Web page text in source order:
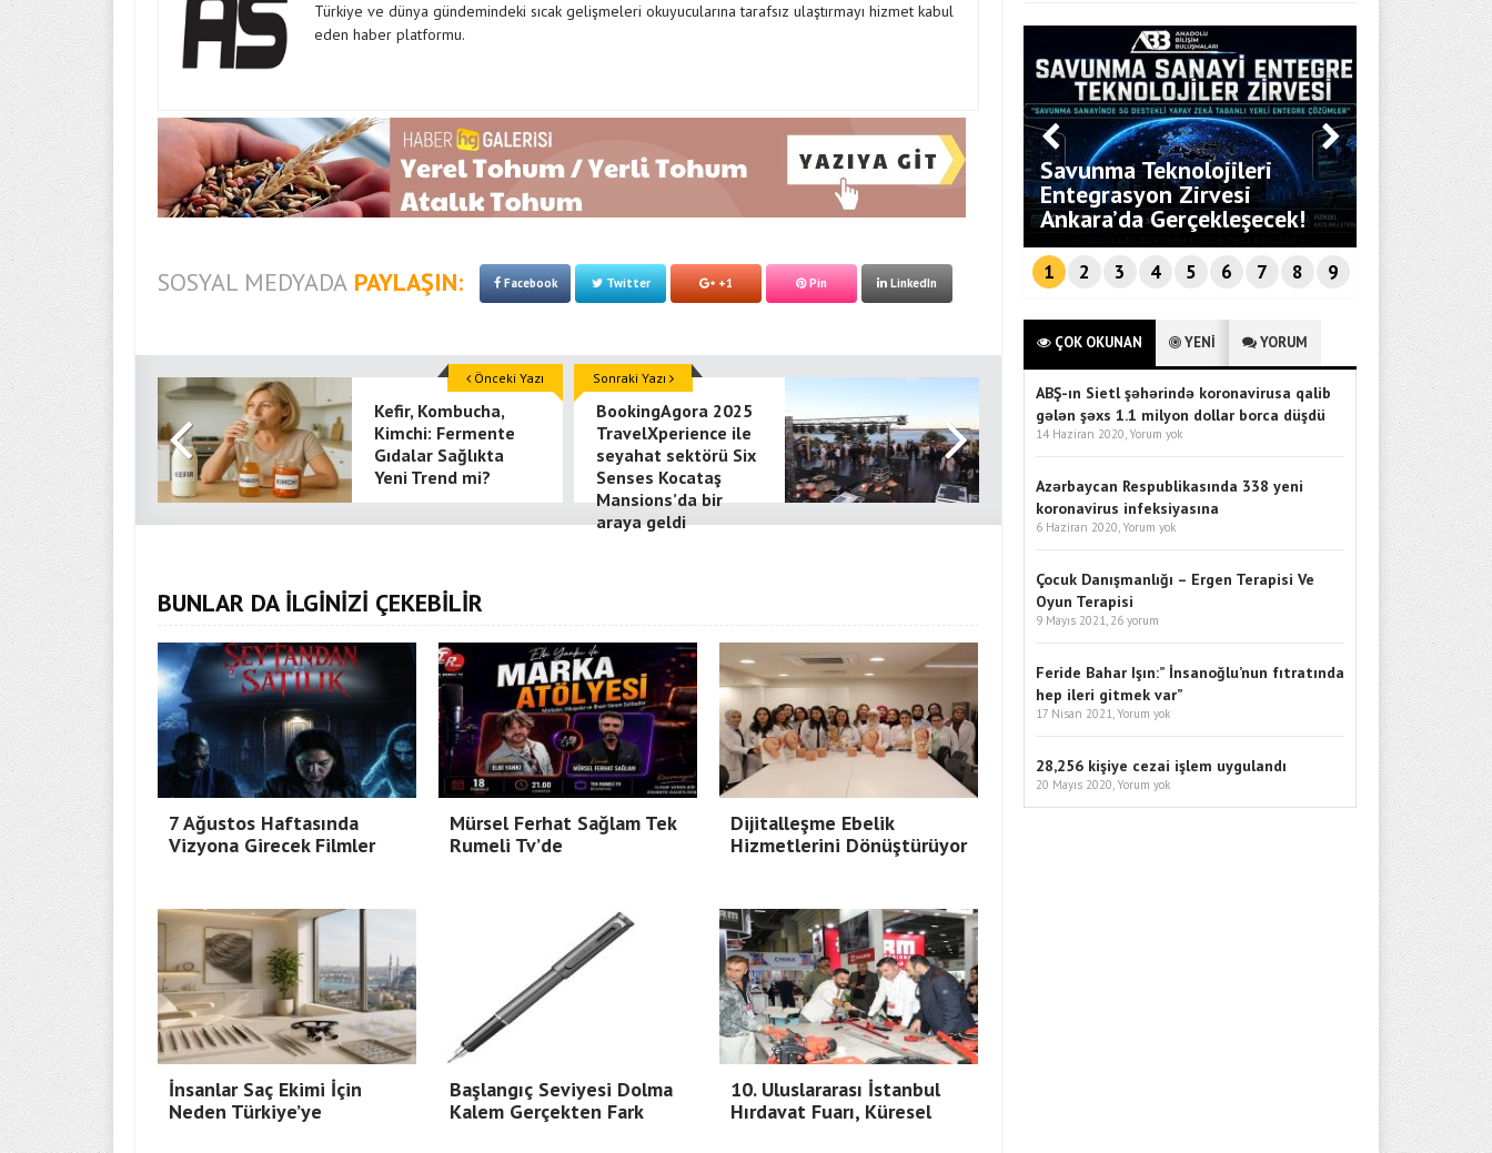
Türkiye ve dünya gündemindeki sıcak gelişmeleri okuyucularına tarafsız ulaştırmayı hizmet kabul
eden haber platformu.
SOSYAL MEDYADA PAYLAŞIN: Facebook Twitter +1 Pin LinkedIn
Kefir, Kombucha,
Kimchi: Fermente
Gıdalar Sağlıkta
Yeni Trend mi?
Önceki Yazı
BookingAgora 2025
TravelXperience ile
seyahat sektörü Six
Senses Kocataş
Mansions’da bir
araya geldi
Sonraki Yazı
BUNLAR DA İLGİNİZİ ÇEKEBİLİR
7 Ağustos Haftasında
Vizyona Girecek Filmler
Mürsel Ferhat Sağlam Tek
Rumeli Tv’de
Dijitalleşme Ebelik
Hizmetlerini Dönüştürüyor
İnsanlar Saç Ekimi İçin
Neden Türkiye’ye
Başlangıç Seviyesi Dolma
Kalem Gerçekten Fark
10. Uluslararası İstanbul
Hırdavat Fuarı, Küresel
Birikim Pilleri, 20 Yılı Aşkın
Mühendislik Birikimiyle
Türkiye’nin Batarya
Teknolojisinde Yerli Üretimi
Güçlendiriyor
Savunma Teknolojileri
Entegrasyon Zirvesi
Ankara’da Gerçekleşecek!
Bebekli
Rehberi
1 2 3 4 5 6 7 8 9
ÇOK OKUNAN YENİ YORUM
ABŞ-ın Sietl şəhərində koronavirusa qalib
gələn şəxs 1.1 milyon dollar borca düşdü
14 Haziran 2020, Yorum yok
Azərbaycan Respublikasında 338 yeni
koronavirus infeksiyasına
6 Haziran 2020, Yorum yok
Çocuk Danışmanlığı – Ergen Terapisi Ve
Oyun Terapisi
9 Mayıs 2021, 26 yorum
Feride Bahar Işın:” İnsanoğlu’nun fıtratında
hep ileri gitmek var”
17 Nisan 2021, Yorum yok
28,256 kişiye cezai işlem uygulandı
20 Mayıs 2020, Yorum yok